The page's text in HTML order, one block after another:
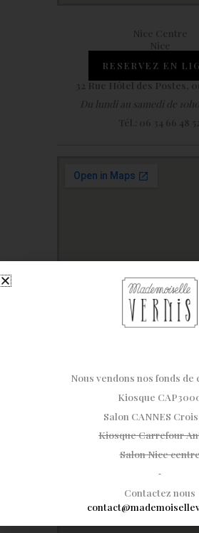
Nice Centre
Nice
RESERVEZ EN
32 Rue Hôtel des Postes,
Du lundi au samedi de
Tél.: 06 34 66 48 52
Cannes
Cannes
RESERVEZ EN
11 Rue Macé 06400
Du lundi au samedi de
Tél.: 06 10 67 73 81
Nous vendons nos fonds de
Kiosque
Salon CANNES
Kiosque Carrefour
Salon Nice
Contactez nous